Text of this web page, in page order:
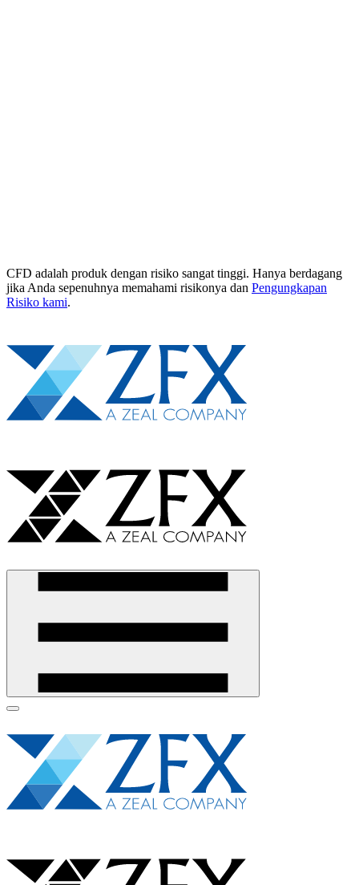
CFD adalah produk dengan risiko sangat tinggi. Hanya berdagang
jika Anda sepenuhnya memahami risikonya dan Pengungkapan
Risiko kami.